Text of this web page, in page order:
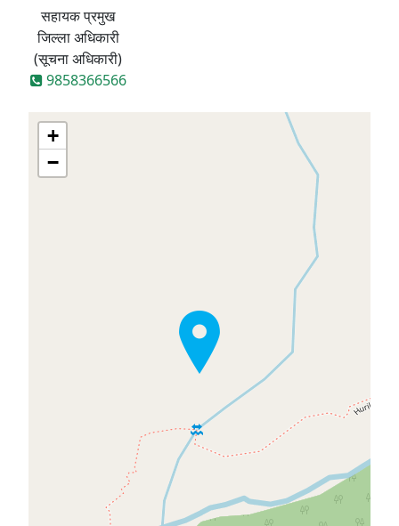
सहायक प्रमुख
जिल्ला अधिकारी
(सूचना अधिकारी)
9858366566
+
−